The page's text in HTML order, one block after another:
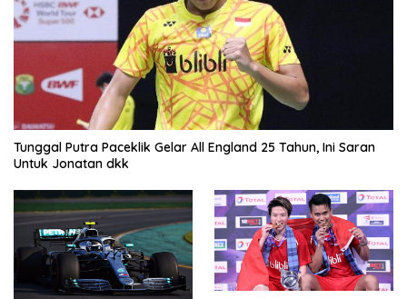
Tunggal Putra Paceklik Gelar All England 25 Tahun, Ini Saran
Untuk Jonatan dkk